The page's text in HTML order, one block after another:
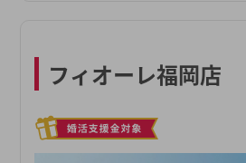
フィオーレ福岡店